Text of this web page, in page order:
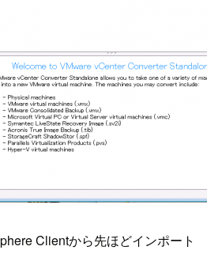
Clientから先ほどインポート